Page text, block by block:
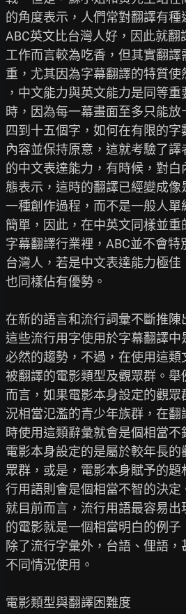
的角度表示，人們常對翻譯有
ABC英文比台灣人好，因此就翻
工作而言較為吃香，但其實翻
重，尤其因為字幕翻譯的特質使
，中文能力與英文能力是同等
時，因為每一幕畫面至多只能放
四到十五個字，如何在有限的
內容並保持原意，這就考驗了譯
的中文表達能力，有時候，對
態表示，這時的翻譯已經變成像
一種創作過程，而不是一般人
簡單，因此，在中英文同樣並重
字幕翻譯行業裡，ABC並不會
台灣人，若是中文表達能力極佳
也同樣佔有優勢。
在新的語言和流行詞彙不斷推
這些流行用字使用於字幕翻譯中
必然的趨勢，不過，在使用這
被翻譯的電影類型及觀眾群。舉
而言，如果電影本身設定的觀
況相當氾濫的青少年族群，在翻
時使用這類辭彙就會是個相當
電影本身設定的是屬於較年長的
眾群，或是，電影本身賦予的
行用語則會是個相當不智的決定
就目前而言，流行用語最容易
的電影就是一個相當明白的例子
除了流行字彙外，台語、俚語
不同情況使用。
電影類型與翻譯困難度